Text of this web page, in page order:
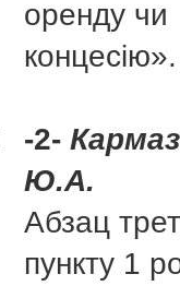
оренду чи
концесію».
-2-
Ю.А.
Абзац
пункту 1